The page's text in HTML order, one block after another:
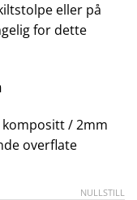
eller på
for dette
kompositt / 2mm
overflate
NULLSTILL